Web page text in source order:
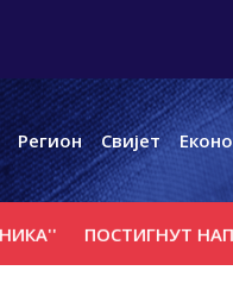
Регион Свијет
ПОСТИГНУТ НАПРЕДАК